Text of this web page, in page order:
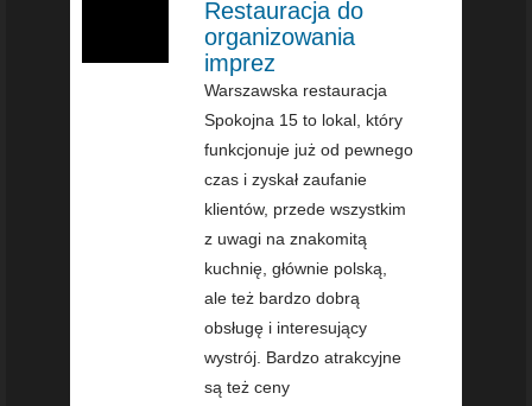
Restauracja do
organizowania
imprez
Warszawska restauracja
Spokojna 15 to lokal, który
funkcjonuje już od pewnego
czas i zyskał zaufanie
klientów, przede wszystkim
z uwagi na znakomitą
kuchnię, głównie polską,
ale też bardzo dobrą
obsługę i interesujący
wystrój. Bardzo atrakcyjne
są też ceny